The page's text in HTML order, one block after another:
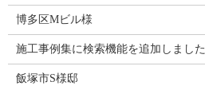
博多区Mビル様
施工事例集に検索機能を追加しまし
飯塚市S様邸